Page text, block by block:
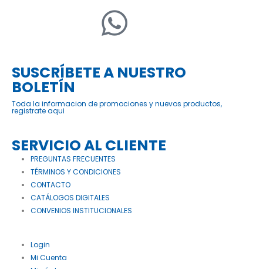
SUSCRÍBETE A NUESTRO
BOLETÍN
Toda la informacion de promociones y nuevos productos,
registrate aqui
SERVICIO AL CLIENTE
PREGUNTAS FRECUENTES
TÉRMINOS Y CONDICIONES
CONTACTO
CATÁLOGOS DIGITALES
CONVENIOS INSTITUCIONALES
Login
Mi Cuenta